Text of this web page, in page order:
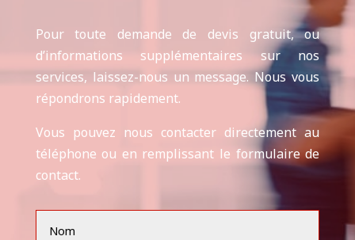
Pour toute demande de devis gratuit, ou
d’informations supplémentaires sur nos
services, laissez-nous un message. Nous vous
répondrons rapidement.
Vous pouvez nous contacter directement au
téléphone ou en remplissant le formulaire de
contact.